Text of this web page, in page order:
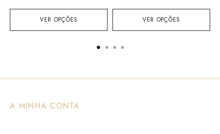
VER OPÇÕES VER OPÇÕES
A MINHA CONTA